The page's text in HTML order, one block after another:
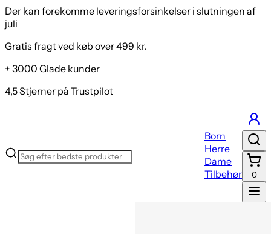
Der kan forekomme leveringsforsinkelser i slutningen af
juli
Gratis fragt ved køb over 499 kr.
+ 3000 Glade kunder
4,5 Stjerner på Trustpilot
Born
Herre
Dame
Tilbehør
0
Groundies Milena 2.0 Women Støvler